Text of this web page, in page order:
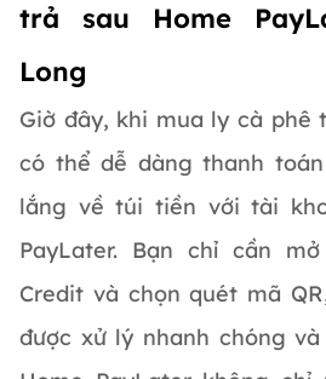
trả sau Home
Long
Giờ đây, khi mua ly cà phê
có thể dễ dàng thanh
lắng về túi tiền với tài
PayLater. Bạn chỉ cần
Credit và chọn quét mã
được xử lý nhanh chóng